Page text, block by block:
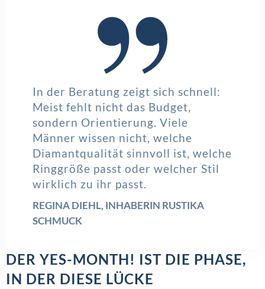
In der Beratung zeigt sich schnell:
Meist fehlt nicht das Budget,
sondern Orientierung. Viele
Männer wissen nicht, welche
Diamantqualität sinnvoll ist, welche
Ringgröße passt oder welcher Stil
wirklich zu ihr passt.
REGINA DIEHL, INHABERIN RUSTIKA
SCHMUCK
DER YES-MONTH! IST DIE PHASE,
IN DER DIESE LÜCKE